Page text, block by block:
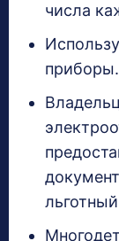
числа
приборы.